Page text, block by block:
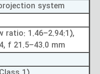
system
ratio: 1.46–2.94:1),
f 21.5–43.0 mm